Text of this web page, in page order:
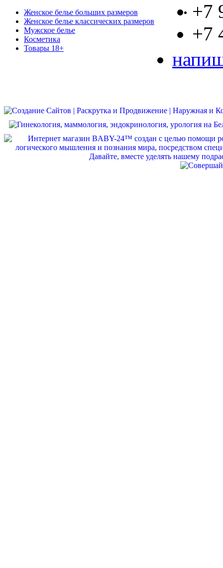
Женское белье больших размеров
Женское белье классических размеров
Мужское белье
Косметика
Товары 18+
+7
+7